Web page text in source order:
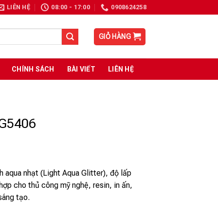
LIÊN HỆ 08:00 - 17:00 0908624258
GIỎ HÀNG
CHÍNH SÁCH BÀI VIẾT LIÊN HỆ
aqua nhạt (Light Aqua Glitter), độ lấp
cho thủ công mỹ nghệ, resin, in ấn,
tạo.